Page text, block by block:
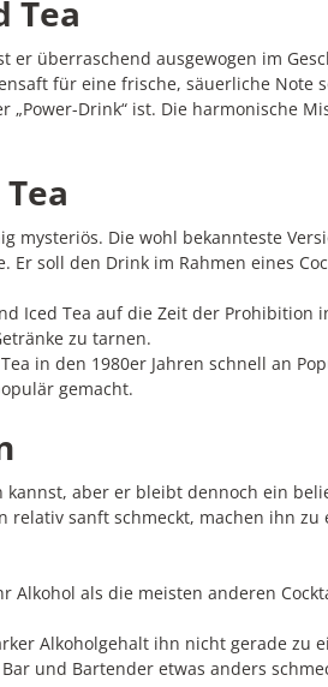
Tea
überraschend ausgewogen im
für eine frische, säuerliche Note
Drink“ ist. Die harmonische
mysteriös. Die wohl bekannteste
Er soll den Drink im Rahmen eines
Iced Tea auf die Zeit der Prohibition
zu tarnen.
in den 1980er Jahren schnell an
gemacht.
aber er bleibt dennoch ein
sanft schmeckt, machen ihn zu
als die meisten anderen
Alkoholgehalt ihn nicht gerade zu
und Bartender etwas anders